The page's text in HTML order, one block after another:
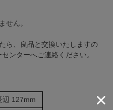
せん。
ら、良品と交換いたしますの
ンターへご連絡ください。
辺 127mm